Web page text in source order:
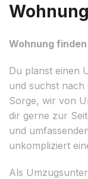
Wohnung
Du planst einen
und suchst nach
Sorge, wir von
dir gerne zur
und
unkompliziert
Als